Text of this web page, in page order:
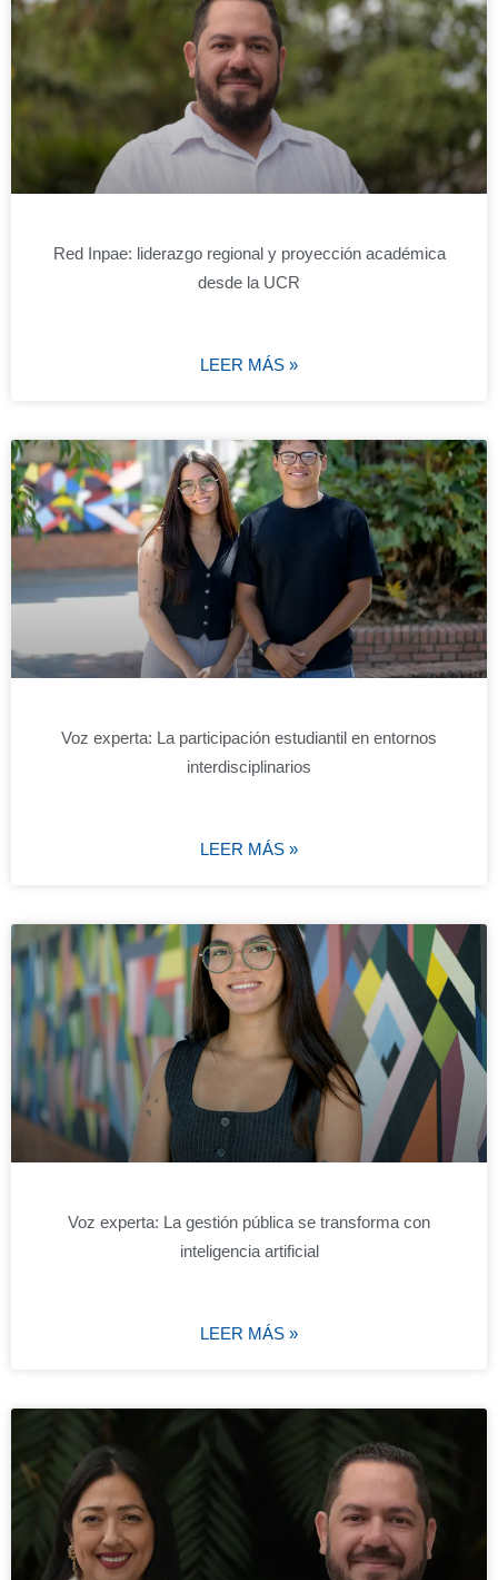
Red Inpae: liderazgo regional y proyección académica
desde la UCR
LEER MÁS »
Voz experta: La participación estudiantil en entornos
interdisciplinarios
LEER MÁS »
Voz experta: La gestión pública se transforma con
inteligencia artificial
LEER MÁS »